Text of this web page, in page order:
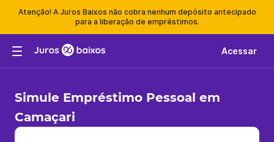
Atenção! A Juros Baixos não cobra nenhum depósito antecipado
para a liberação de empréstimos.
Acessar
Simule Empréstimo Pessoal em
Camaçari